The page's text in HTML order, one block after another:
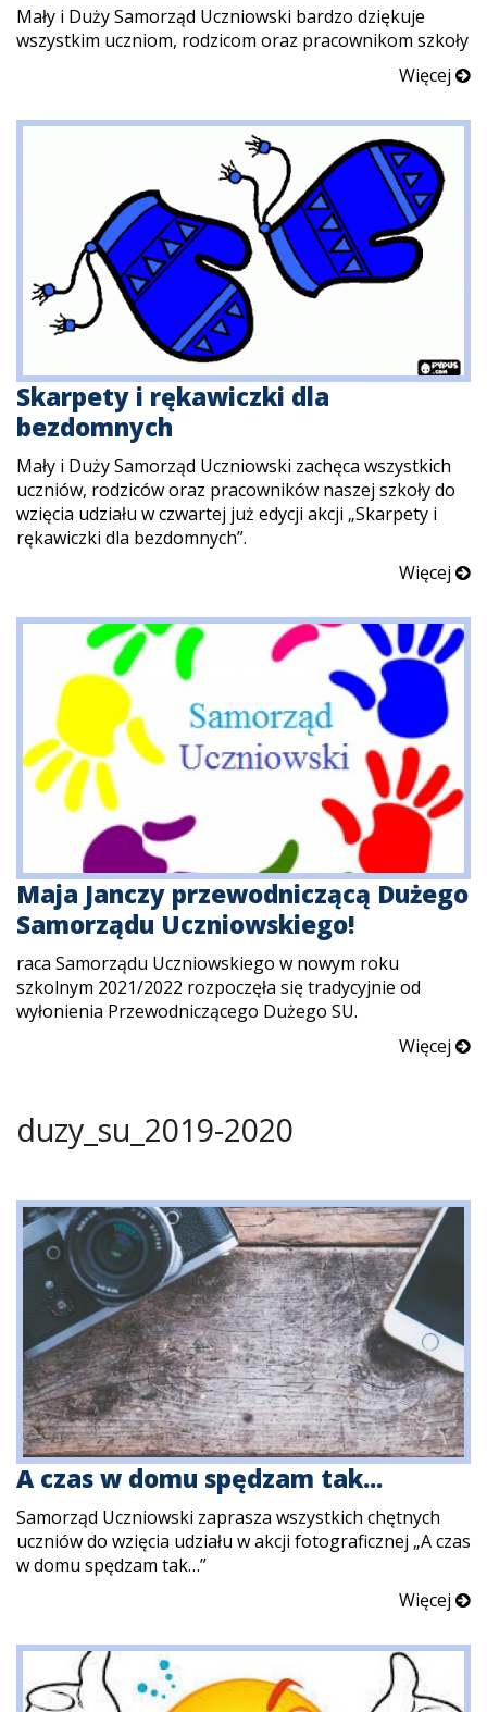
Mały i Duży Samorząd Uczniowski bardzo dziękuje
wszystkim uczniom, rodzicom oraz pracownikom szkoły
Więcej
Skarpety i rękawiczki dla
bezdomnych
Mały i Duży Samorząd Uczniowski zachęca wszystkich
uczniów, rodziców oraz pracowników naszej szkoły do
wzięcia udziału w czwartej już edycji akcji „Skarpety i
rękawiczki dla bezdomnych”.
Więcej
Maja Janczy przewodniczącą Dużego
Samorządu Uczniowskiego!
raca Samorządu Uczniowskiego w nowym roku
szkolnym 2021/2022 rozpoczęła się tradycyjnie od
wyłonienia Przewodniczącego Dużego SU.
Więcej
duzy_su_2019-2020
A czas w domu spędzam tak...
Samorząd Uczniowski zaprasza wszystkich chętnych
uczniów do wzięcia udziału w akcji fotograficznej „A czas
w domu spędzam tak…”
Więcej